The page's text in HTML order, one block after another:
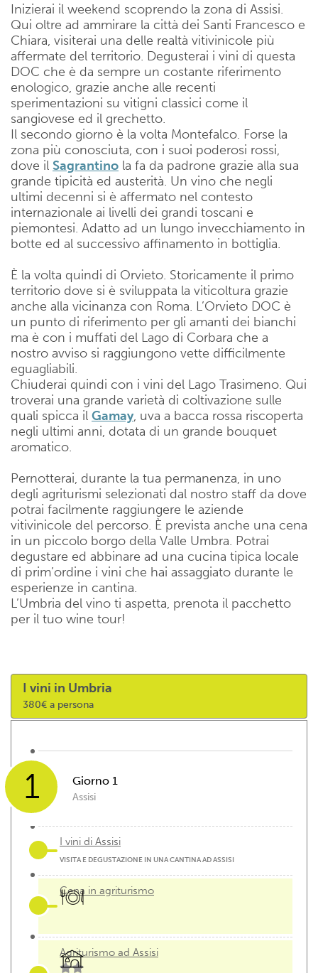
Inizierai il weekend scoprendo la zona di Assisi.
Qui oltre ad ammirare la città dei Santi Francesco e
Chiara, visiterai una delle realtà vitivinicole più
affermate del territorio. Degusterai i vini di questa
DOC che è da sempre un costante riferimento
enologico, grazie anche alle recenti
sperimentazioni su vitigni classici come il
sangiovese ed il grechetto.
Il secondo giorno è la volta Montefalco. Forse la
zona più conosciuta, con i suoi poderosi rossi,
dove il Sagrantino la fa da padrone grazie alla sua
grande tipicità ed austerità. Un vino che negli
ultimi decenni si è affermato nel contesto
internazionale ai livelli dei grandi toscani e
piemontesi. Adatto ad un lungo invecchiamento in
botte ed al successivo affinamento in bottiglia.
È la volta quindi di Orvieto. Storicamente il primo
territorio dove si è sviluppata la viticoltura grazie
anche alla vicinanza con Roma. L’Orvieto DOC è
un punto di riferimento per gli amanti dei bianchi
ma è con i muffati del Lago di Corbara che a
nostro avviso si raggiungono vette difficilmente
eguagliabili.
Chiuderai quindi con i vini del Lago Trasimeno. Qui
troverai una grande varietà di coltivazione sulle
quali spicca il Gamay, uva a bacca rossa riscoperta
negli ultimi anni, dotata di un grande bouquet
aromatico.
Pernotterai, durante la tua permanenza, in uno
degli agriturismi selezionati dal nostro staff da dove
potrai facilmente raggiungere le aziende
vitivinicole del percorso. È prevista anche una cena
in un piccolo borgo della Valle Umbra. Potrai
degustare ed abbinare ad una cucina tipica locale
di prim’ordine i vini che hai assaggiato durante le
esperienze in cantina.
L’Umbria del vino ti aspetta, prenota il pacchetto
per il tuo wine tour!
I vini in Umbria
380€ a persona
1 Giorno 1
Assisi
I vini di Assisi
VISITA E DEGUSTAZIONE IN UNA CANTINA AD ASSISI
Cena in agriturismo
Agriturismo ad Assisi